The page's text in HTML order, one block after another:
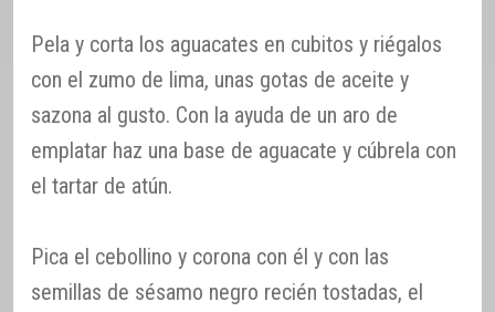
Pela y corta los aguacates en cubitos y riégalos
con el zumo de lima, unas gotas de aceite y
sazona al gusto. Con la ayuda de un aro de
emplatar haz una base de aguacate y cúbrela con
el tartar de atún.
Pica el cebollino y corona con él y con las
semillas de sésamo negro recién tostadas, el